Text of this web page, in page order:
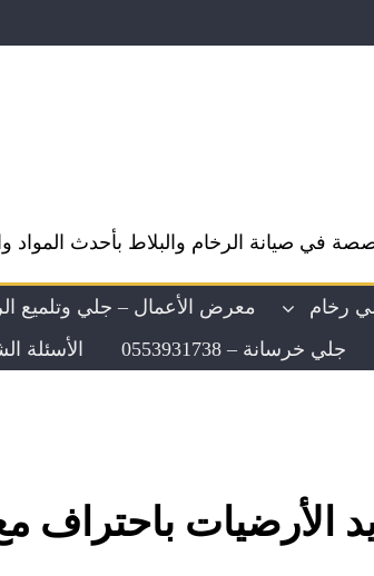
في صيانة الرخام والبلاط بأحدث المواد
معرض الأعمال – جلي وتلميع رخام
الأسئلة جلي خرسانة – 0553931738
الأرضيات باحتراف